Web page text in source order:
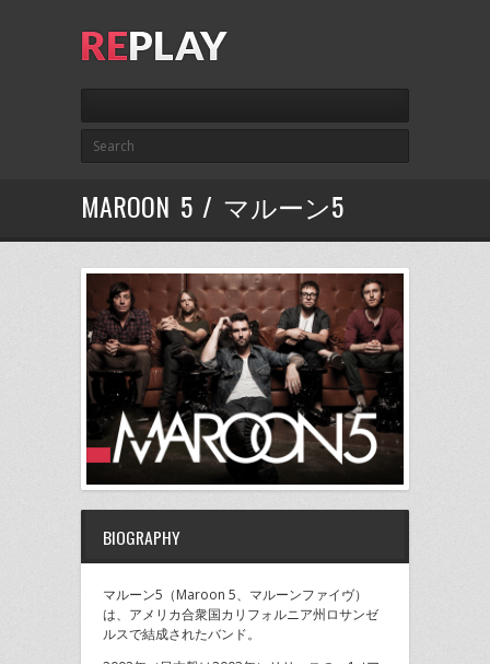
MAROON 5 / マルーン5
BIOGRAPHY
マルーン5（Maroon 5、マルーンファイヴ）
は、アメリカ合衆国カリフォルニア州ロサンゼ
ルスで結成されたバンド。